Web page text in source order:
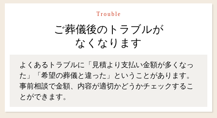
Trouble
ご葬儀後のトラブルが
なくなります
よくあるトラブルに「見積より支払い金額が多くなっ
た」「希望の葬儀と違った」ということがあります。
事前相談で金額、内容が適切かどうかチェックするこ
とができます。